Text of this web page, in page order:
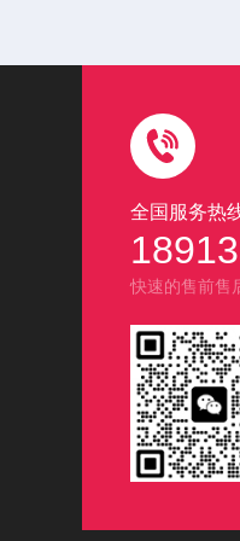
全国服务热
快速的售前售